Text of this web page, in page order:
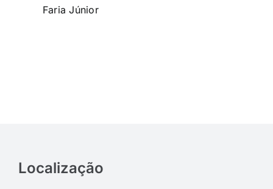
Faria Júnior
Localização